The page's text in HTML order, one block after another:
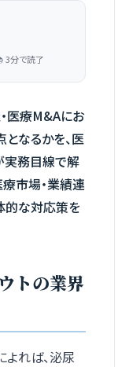
3分で読了
医療M&Aにお
なるかを、医
実務目線で解
市場・業績連
的な対応策を
トの業界
れば、泌尿